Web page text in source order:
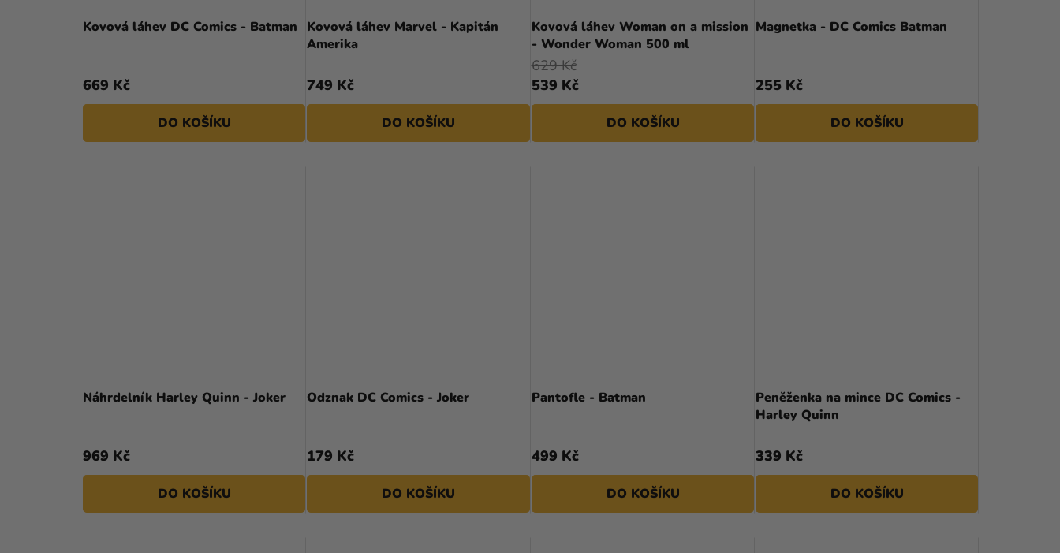
Kovová láhev DC Comics - Batman
669 Kč
DO KOŠÍKU
Kovová láhev Marvel - Kapitán
Amerika
749 Kč
DO KOŠÍKU
Kovová láhev Woman on a mission
- Wonder Woman 500 ml
539 Kč
629 Kč
DO KOŠÍKU
Magnetka - DC Comics Batman
255 Kč
DO KOŠÍKU
Náhrdelník Harley Quinn - Joker
969 Kč
DO KOŠÍKU
Odznak DC Comics - Joker
179 Kč
DO KOŠÍKU
Pantofle - Batman
499 Kč
DO KOŠÍKU
Peněženka na mince DC Comics -
Harley Quinn
339 Kč
DO KOŠÍKU